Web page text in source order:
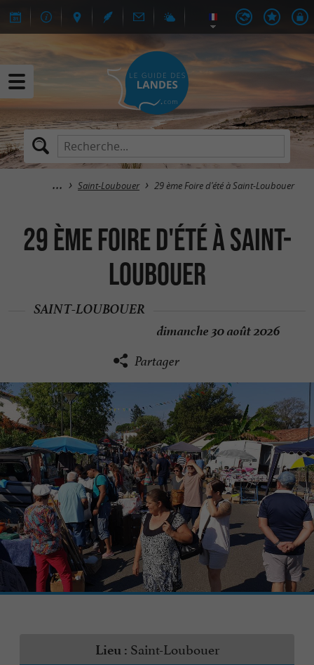
Saint-Loubouer 29 ème Foire d'été à Saint-Loubouer
29 ème Foire d'été à Saint-
Loubouer
SAINT-LOUBOUER
dimanche 30 août 2026
Partager
Lieu : Saint-Loubouer